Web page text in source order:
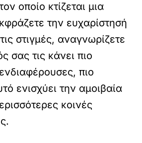
οποίο κτίζεται μια
την ευχαρίστησή
στιγμές, αναγνωρίζετε
σας τις κάνει πιο
πιο
ενισχύει την αμοιβαία
κοινές